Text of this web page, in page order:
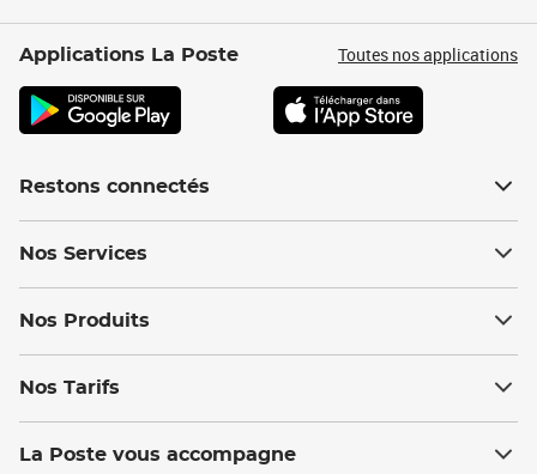
Applications La Poste Toutes nos applications
Restons connectés
Nos Services
Nos Produits
Nos Tarifs
La Poste vous accompagne